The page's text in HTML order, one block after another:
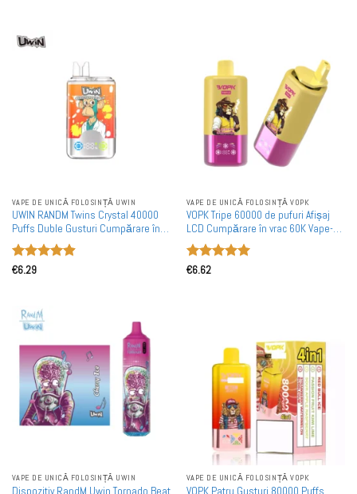
VAPE DE UNICĂ FOLOSINȚĂ UWIN
UWIN RANDM Twins Crystal 40000
Puffs Duble Gusturi Cumpărare în
Vrac Vape-uri Rechargeable de
Unică Folosință angro
Evaluat la
€6.29
VAPE DE UNICĂ FOLOSINȚĂ VOPK
VOPK Tripe 60000 de pufuri Afișaj
LCD Cumpărare în vrac 60K Vape-uri
de unică folosință reîncărcabile
Vândute în cantități mari
Evaluat la
€6.62
VAPE DE UNICĂ FOLOSINȚĂ UWIN
Dispozitiv RandM Uwin Tornado Beat
VAPE DE UNICĂ FOLOSINȚĂ VOPK
VOPK Patru Gusturi 80000 Puffs